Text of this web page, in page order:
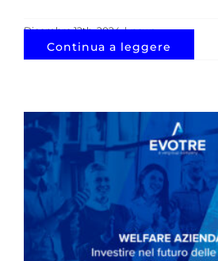
Dicembre 12th, 2024 | news
Continua a leggere